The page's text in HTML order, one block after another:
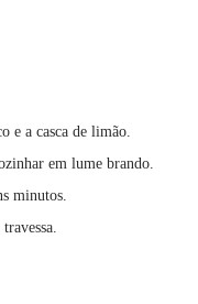
e a casca de limão.
em lume brando.
minutos.